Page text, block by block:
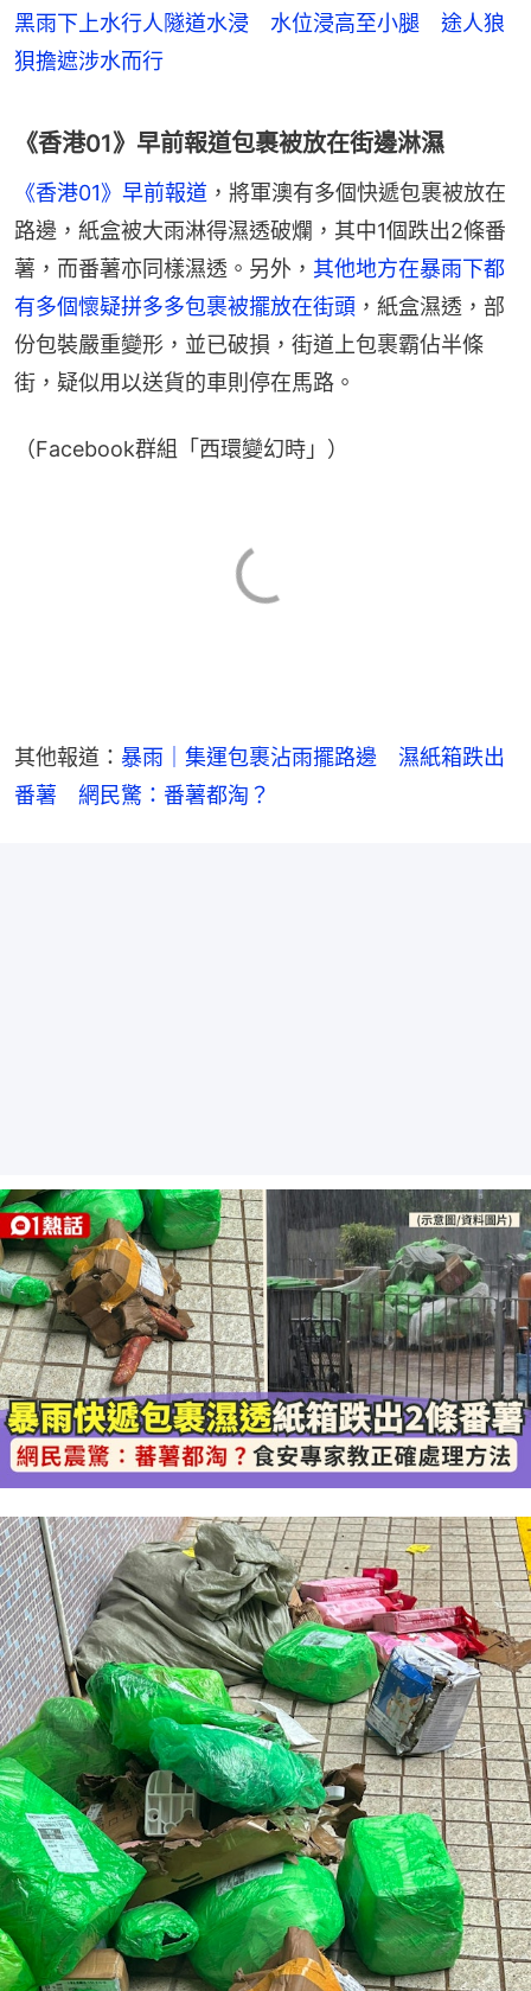
黑雨下上水行人隧道水浸 水位浸高至小腿 途人狼
狽擔遮涉水而行
《香港01》早前報道包裹被放在街邊淋濕
《香港01》早前報道 ，將軍澳有多個快遞包裹被放在
路邊，紙盒被大雨淋得濕透破爛，其中1個跌出2條番
薯，而番薯亦同樣濕透。另外， 其他地方在暴雨下都
有多個懷疑拼多多包裹被擺放在街頭 ，紙盒濕透，部
份包裝嚴重變形，並已破損，街道上包裹霸佔半條
街，疑似用以送貨的車則停在馬路。
（Facebook群組「西環變幻時」）
其他報道： 暴雨｜集運包裹沾雨擺路邊　濕紙箱跌出
番薯　網民驚：番薯都淘？